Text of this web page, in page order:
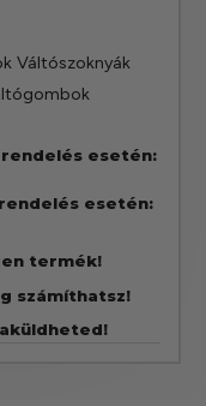
Váltószoknyák
esetén:
esetén:
termék!
számíthatsz!